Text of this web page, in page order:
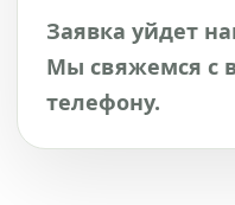
Заявка уйдет
Мы свяжемся с
телефону.